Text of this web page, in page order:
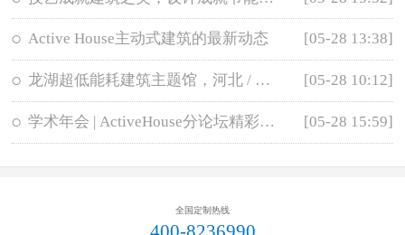
Active House主动式建筑的最新动态 [05-28 13:38]
龙湖超低能耗建筑主题馆，河北 / 素朴建筑 [05-28 10:12]
学术年会 | ActiveHouse分论坛精彩回放 [05-28 15:59]
全国定制热线